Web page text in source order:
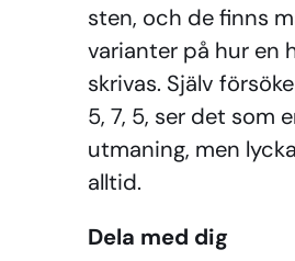
sten, och de finns
varianter på hur en
skrivas. Själv
5, 7, 5, ser det som
utmaning, men
alltid.
Dela med dig